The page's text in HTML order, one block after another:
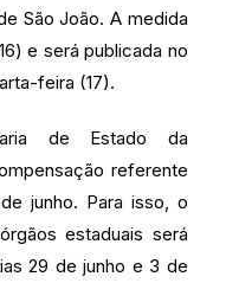
São João. A medida
e será publicada no
feira (17).
de Estado da
referente
junho. Para isso, o
estaduais será
29 de junho e 3 de